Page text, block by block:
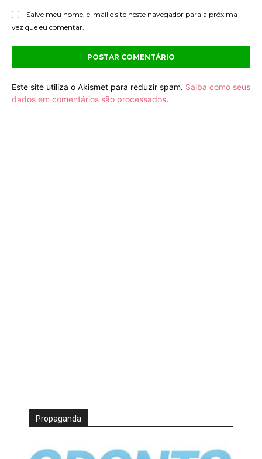
Salve meu nome, e-mail e site neste navegador para a próxima
vez que eu comentar.
Este site utiliza o Akismet para reduzir spam. Saiba como seus
dados em comentários são processados.
Propaganda